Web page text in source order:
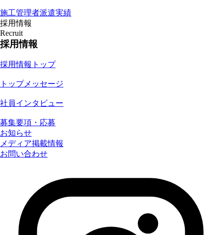
施工管理者派遣実績
採用情報
Recruit
採用情報
採用情報トップ
トップメッセージ
社員インタビュー
募集要項・応募
お知らせ
メディア掲載情報
お問い合わせ